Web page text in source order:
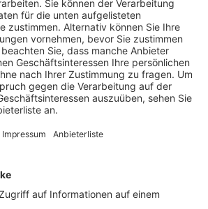
20.08.2020 14:36
fast 10 Millionen Euro gekostet –
Elsdorf ohne Fördermittel vom
Dort soll künftig für bis
frisch gekocht werden. Im
aber noch nicht genutzt, weil